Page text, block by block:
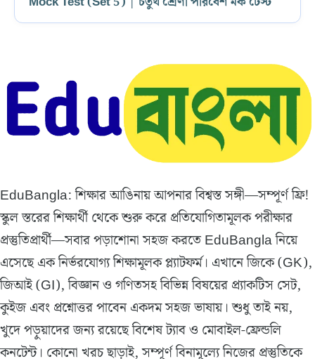
EduBangla: শিক্ষার আঙিনায় আপনার বিশ্বস্ত সঙ্গী—সম্পূর্ণ ফ্রি!
স্কুল স্তরের শিক্ষার্থী থেকে শুরু করে প্রতিযোগিতামূলক পরীক্ষার
প্রস্তুতিপ্রার্থী—সবার পড়াশোনা সহজ করতে EduBangla নিয়ে
এসেছে এক নির্ভরযোগ্য শিক্ষামূলক প্ল্যাটফর্ম। এখানে জিকে (GK),
জিআই (GI), বিজ্ঞান ও গণিতসহ বিভিন্ন বিষয়ের প্র্যাকটিস সেট,
কুইজ এবং প্রশ্নোত্তর পাবেন একদম সহজ ভাষায়। শুধু তাই নয়,
খুদে পড়ুয়াদের জন্য রয়েছে বিশেষ ট্যাব ও মোবাইল-ফ্রেন্ডলি
কনটেন্ট। কোনো খরচ ছাড়াই, সম্পূর্ণ বিনামূল্যে নিজের প্রস্তুতিকে